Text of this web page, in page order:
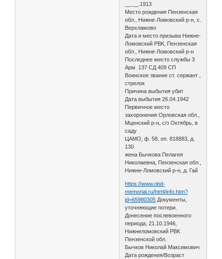
__.__.1913
Место рождения Пензенская
обл., Нижне-Ломовский р-н, с.
Верхламово
Дата и место призыва Нижне-
Ломовский РВК, Пензенская
обл., Нижне-Ломовский р-н
Последнее место службы 3
Арм. 137 СД 409 СП
Воинское звание ст. сержант ,
стрелок
Причина выбытия убит
Дата выбытия 26.04.1942
Первичное место
захоронения Орловская обл.,
Мценский р-н, с/з Октябрь, в
саду
ЦАМО, ф. 58, оп. 818883, д.
130
жена Бычкова Пелагея
Николаевна, Пензенская обл.,
Нижне-Ломовский р-н, д. Гай
https://www.obd-
memorial.ru/html/info.htm?
id=65980305 Документы,
уточняющие потери.
Донесение послевоенного
периода, 21.10.1946,
Нижнеломовский РВК
Пензенской обл.
Бычков Николай Максимович
Дата рождения/Возраст